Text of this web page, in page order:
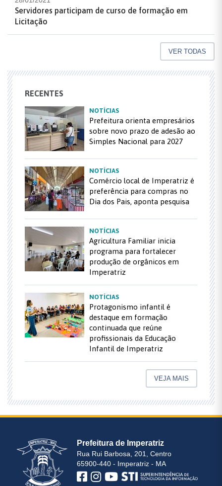
Servidores participam de curso de formação em
Licitação
VER TODAS
RECENTES
NOTÍCIAS
Prefeitura orienta empresários
sobre novo prazo de adesão ao
Simples Nacional para 2027
NOTÍCIAS
Comércio local de Imperatriz é
preferência para compras no
Dia dos Pais, aponta pesquisa
NOTÍCIAS
Agricultura Familiar inicia
programa para fortalecer
produção de orgânicos em
Imperatriz
NOTÍCIAS
Protagonismo infantil é
destaque em formação
continuada que reúne
profissionais da Educação
Infantil de Imperatriz
VEJA MAIS
Prefeitura de Imperatriz
Rua Rui Barbosa, 201, Centro
65900-440 - Imperatriz - MA